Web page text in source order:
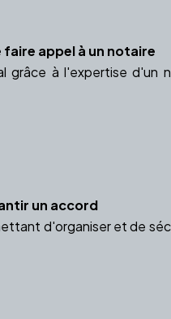
appel à un notaire
grâce à l'expertise d'un
un accord
d'organiser et de